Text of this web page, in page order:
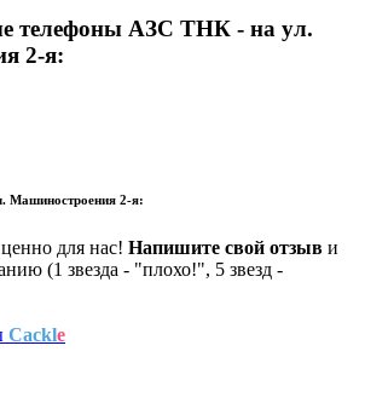
телефоны АЗС ТНК - на ул.
2-я:
Машиностроения 2-я:
для нас! Напишите свой отзыв и
(1 звезда - "плохо!", 5 звезд -
Cackle